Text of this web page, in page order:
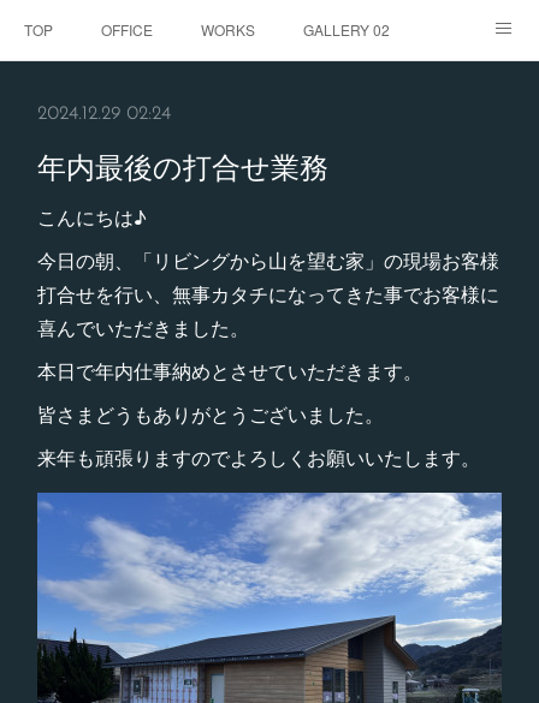
TOP OFFICE WORKS GALLERY 02
2024.12.29 02:24
年内最後の打合せ業務
こんにちは♪
今日の朝、「リビングから山を望む家」の現場お客様
打合せを行い、無事カタチになってきた事でお客様に
喜んでいただきました。
本日で年内仕事納めとさせていただきます。
皆さまどうもありがとうございました。
来年も頑張りますのでよろしくお願いいたします。